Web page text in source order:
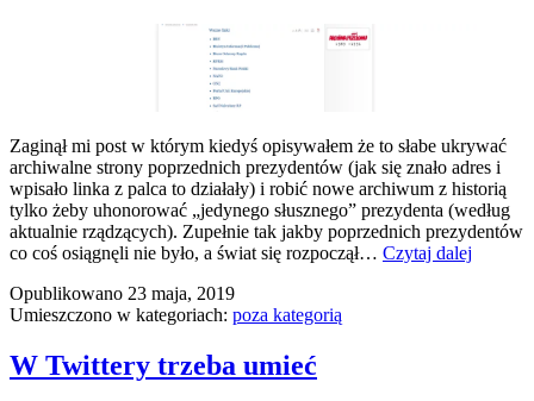
Zaginął mi post w którym kiedyś opisywałem że to słabe ukrywać
archiwalne strony poprzednich prezydentów (jak się znało adres i
wpisało linka z palca to działały) i robić nowe archiwum z historią
tylko żeby uhonorować „jedynego słusznego” prezydenta (według
aktualnie rządzących). Zupełnie tak jakby poprzednich prezydentów
co coś osiągnęli nie było, a świat się rozpoczął… Czytaj dalej
Opublikowano 23 maja, 2019
Umieszczono w kategoriach: poza kategorią
W Twittery trzeba umieć